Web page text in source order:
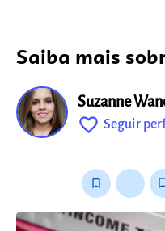
Saiba mais
Suzanne
favorite_outline Seguir
bookmark_border